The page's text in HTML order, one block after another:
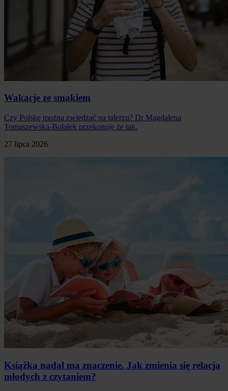
Wakacje ze smakiem
Czy Polskę można zwiedzać na talerzu? Dr Magdalena
Tomaszewska-Bolałek przekonuje że tak.
27 lipca 2026
Książka nadal ma znaczenie. Jak zmienia się relacja
młodych z czytaniem?